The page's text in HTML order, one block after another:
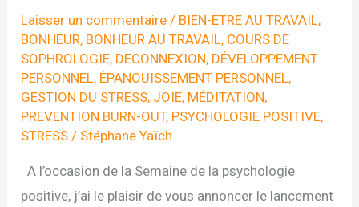
avec
la
sophrologie »
Laisser un commentaire / BIEN-ETRE AU TRAVAIL,
BONHEUR, BONHEUR AU TRAVAIL, COURS DE
SOPHROLOGIE, DECONNEXION, DÉVELOPPEMENT
PERSONNEL, ÉPANOUISSEMENT PERSONNEL,
GESTION DU STRESS, JOIE, MÉDITATION,
PREVENTION BURN-OUT, PSYCHOLOGIE POSITIVE,
STRESS / Stéphane Yaïch
A l’occasion de la Semaine de la psychologie
positive, j’ai le plaisir de vous annoncer le lancement